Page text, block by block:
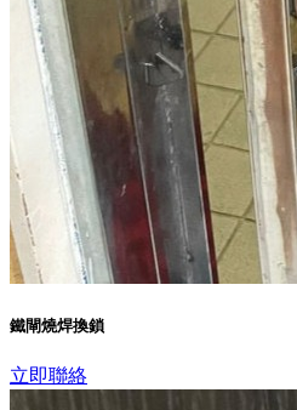
鐵閘燒焊換鎖
立即聯絡